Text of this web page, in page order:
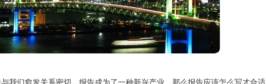
我们愈发关系密切，报告成为了一种新兴产业。那么报告应该怎么写才合适